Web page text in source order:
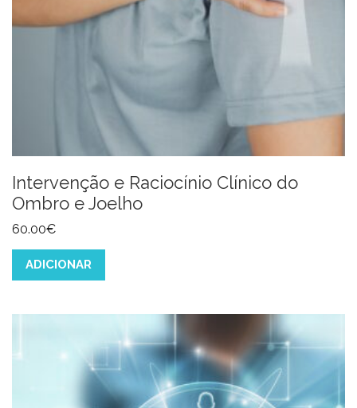
Intervenção e Raciocínio Clínico do
Ombro e Joelho
60.00€
ADICIONAR